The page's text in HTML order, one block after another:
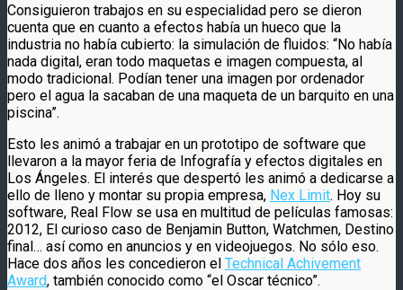
Consiguieron trabajos en su especialidad pero se dieron
cuenta que en cuanto a efectos había un hueco que la
industria no había cubierto: la simulación de fluidos: “No había
nada digital, eran todo maquetas e imagen compuesta, al
modo tradicional. Podían tener una imagen por ordenador
pero el agua la sacaban de una maqueta de un barquito en una
piscina”.
Esto les animó a trabajar en un prototipo de software que
llevaron a la mayor feria de Infografía y efectos digitales en
Los Ángeles. El interés que despertó les animó a dedicarse a
ello de lleno y montar su propia empresa, Nex Limit. Hoy su
software, Real Flow se usa en multitud de películas famosas:
2012, El curioso caso de Benjamin Button, Watchmen, Destino
final… así como en anuncios y en videojuegos. No sólo eso.
Hace dos años les concedieron el Technical Achivement
Award, también conocido como “el Oscar técnico”.